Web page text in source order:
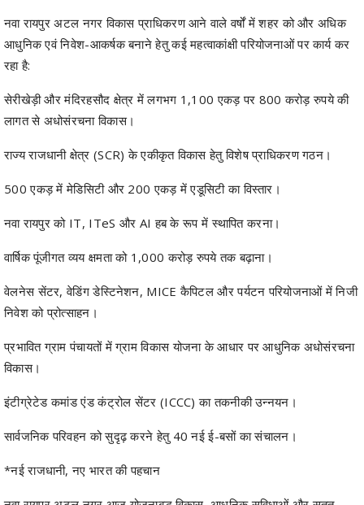
रहा है:
सेरीखेड़ी और मंदिरहसौद क्षेत्र में लगभग 1,100 एकड़ पर 800 करोड़ रुपये की
लागत से अधोसंरचना विकास।
राज्य राजधानी क्षेत्र (SCR) के एकीकृत विकास हेतु विशेष प्राधिकरण गठन।
निवेश को प्रोत्साहन।
प्रभावित ग्राम पंचायतों में ग्राम विकास योजना के आधार पर आधुनिक अधोसंरचना
विकास।
इंटीग्रेटेड कमांड एंड कंट्रोल सेंटर (ICCC) का तकनीकी उन्नयन।
शहरीकरण का सशक्त उदाहरण बन चुका है। शिक्षा, स्वास्थ्य, प्रौद्योगिकी, पर्यटन
और हरित विकास के क्षेत्रों में निरंतर प्रगति इसे न केवल छत्तीसगढ़ की नई पहचान